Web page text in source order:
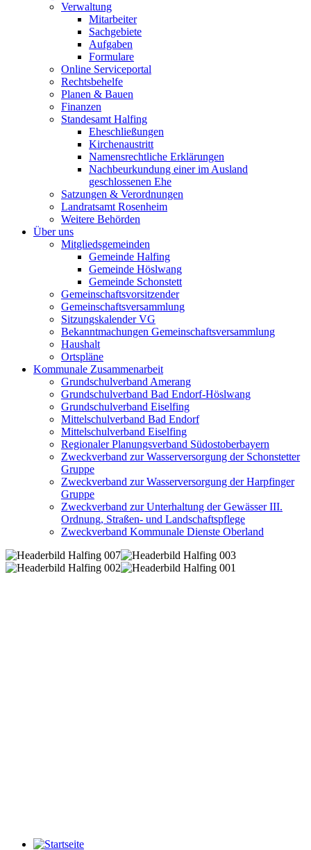
Verwaltung
Mitarbeiter
Sachgebiete
Aufgaben
Formulare
Online Serviceportal
Rechtsbehelfe
Planen & Bauen
Finanzen
Standesamt Halfing
Eheschließungen
Kirchenaustritt
Namensrechtliche Erklärungen
Nachbeurkundung einer im Ausland
geschlossenen Ehe
Satzungen & Verordnungen
Landratsamt Rosenheim
Weitere Behörden
Über uns
Mitgliedsgemeinden
Gemeinde Halfing
Gemeinde Höslwang
Gemeinde Schonstett
Gemeinschaftsvorsitzender
Gemeinschaftsversammlung
Sitzungskalender VG
Bekanntmachungen Gemeinschaftsversammlung
Haushalt
Ortspläne
Kommunale Zusammenarbeit
Grundschulverband Amerang
Grundschulverband Bad Endorf-Höslwang
Grundschulverband Eiselfing
Mittelschulverband Bad Endorf
Mittelschulverband Eiselfing
Regionaler Planungsverband Südostoberbayern
Zweckverband zur Wasserversorgung der Schonstetter
Gruppe
Zweckverband zur Wasserversorgung der Harpfinger
Gruppe
Zweckverband zur Unterhaltung der Gewässer III.
Ordnung, Straßen- und Landschaftspflege
Zweckverband Kommunale Dienste Oberland